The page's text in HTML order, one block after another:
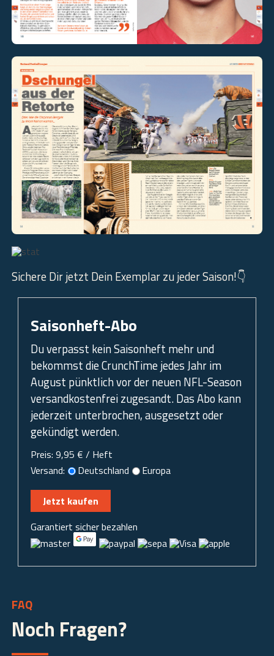
Sichere Dir jetzt Dein Exemplar zu jeder Saison!👇
Saisonheft-Abo
Du verpasst kein Saisonheft mehr und
bekommst die CrunchTime jedes Jahr im
August pünktlich vor der neuen NFL-Season
versandkostenfrei zugesandt. Das Abo kann
jederzeit unterbrochen, ausgesetzt oder
gekündigt werden.
Preis: 9,95 € / Heft
Versand:
Deutschland Europa
Jetzt kaufen
Garantiert sicher bezahlen
FAQ
Noch Fragen?